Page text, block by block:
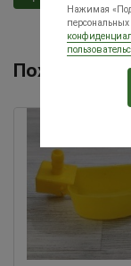
Похожие
Нажимая